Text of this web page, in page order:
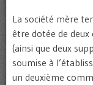
La société mère
être dotée de
(ainsi que deux
soumise à
un deuxième